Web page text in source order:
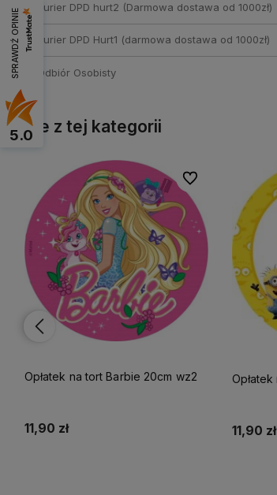
Kurier DPD hurt2 (Darmowa dostawa od 1000zł)
Kurier DPD Hurt1 (darmowa dostawa od 1000zł)
Odbiór Osobisty
Inne z tej kategorii
Opłatek na tort Barbie 20cm wz2
11,90 zł
Do ulubionych
Do ulubionych
11,90 zł
SPRAWDŹ OPINIE
5.0